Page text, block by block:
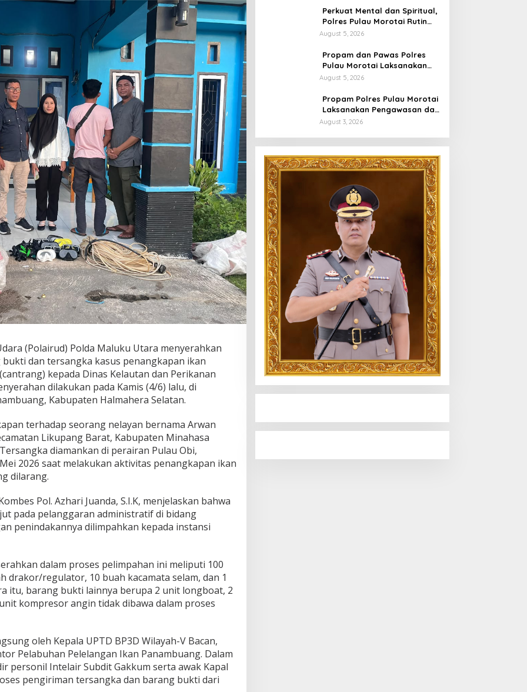
(Polairud) Polda Maluku Utara menyerahkan
dan tersangka kasus penangkapan ikan
kepada Dinas Kelautan dan Perikanan
dilakukan pada Kamis (4/6) lalu, di
Kabupaten Halmahera Selatan.
terhadap seorang nelayan bernama Arwan
Likupang Barat, Kabupaten Minahasa
diamankan di perairan Pulau Obi,
2026 saat melakukan aktivitas penangkapan ikan
dilarang.
Pol. Azhari Juanda, S.I.K, menjelaskan bahwa
pada pelanggaran administratif di bidang
penindakannya dilimpahkan kepada instansi
dalam proses pelimpahan ini meliputi 100
drakor/regulator, 10 buah kacamata selam, dan 1
itu, barang bukti lainnya berupa 2 unit longboat, 2
kompresor angin tidak dibawa dalam proses
oleh Kepala UPTD BP3D Wilayah-V Bacan,
Pelabuhan Pelelangan Ikan Panambuang. Dalam
personil Intelair Subdit Gakkum serta awak Kapal
pengiriman tersangka dan barang bukti dari
Perkuat Mental dan Spiritual,
Polres Pulau Morotai Rutin
Gelar Binrohtal untuk Bentuk
August 5, 2026
Propam dan Pawas Polres
Pulau Morotai Laksanakan
Pengecekan Pelayanan,
Mendapat Pelayanan Optimal
August 5, 2026
Propam Polres Pulau Morotai
Laksanakan Pengawasan dan
Pengecekan Personel Saat
August 3, 2026